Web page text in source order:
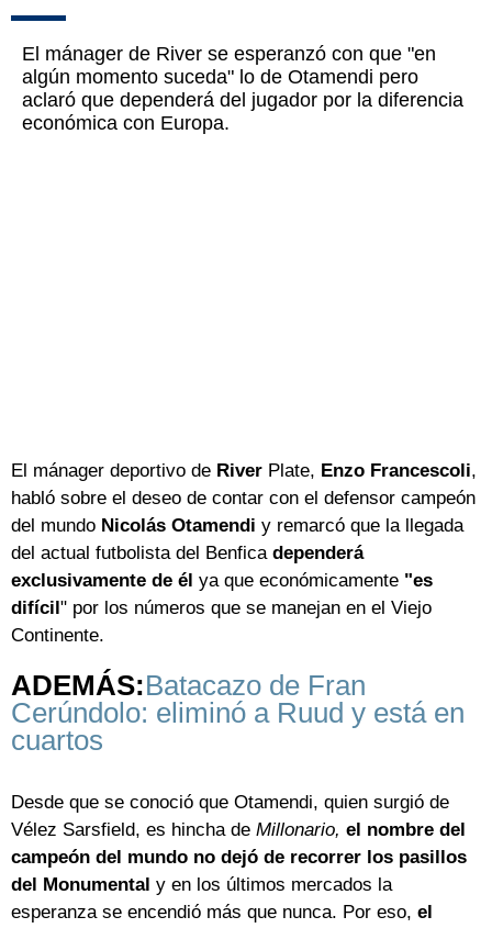
El mánager de River se esperanzó con que "en
algún momento suceda" lo de Otamendi pero
aclaró que dependerá del jugador por la diferencia
económica con Europa.
El mánager deportivo de River Plate, Enzo Francescoli,
habló sobre el deseo de contar con el defensor campeón
del mundo Nicolás Otamendi y remarcó que la llegada
del actual futbolista del Benfica dependerá
exclusivamente de él ya que económicamente "es
difícil" por los números que se manejan en el Viejo
Continente.
ADEMÁS:Batacazo de Fran
Cerúndolo: eliminó a Ruud y está en
cuartos
Desde que se conoció que Otamendi, quien surgió de
Vélez Sarsfield, es hincha de Millonario, el nombre del
campeón del mundo no dejó de recorrer los pasillos
del Monumental y en los últimos mercados la
esperanza se encendió más que nunca. Por eso, el